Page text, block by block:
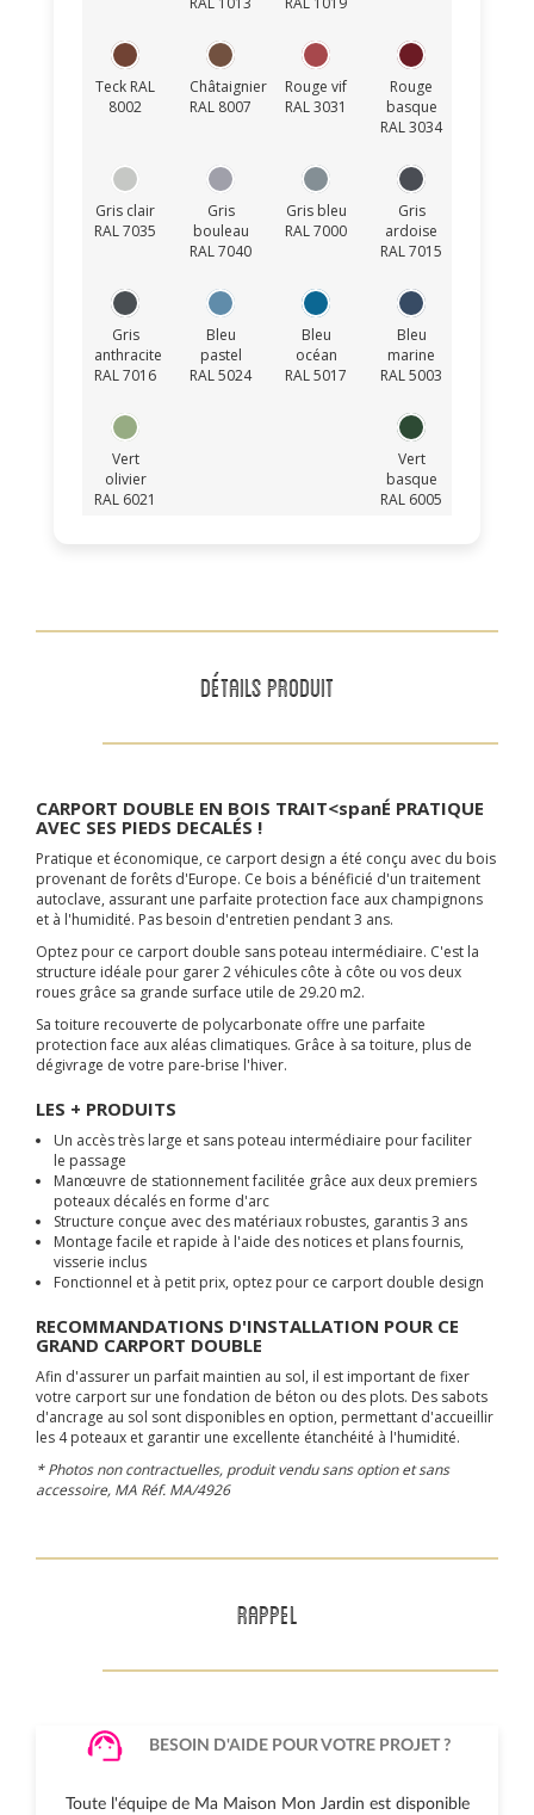
Teck RAL
8002
Châtaignier
RAL 8007
Rouge vif
RAL 3031
Rouge
basque
RAL 3034
Gris clair
RAL 7035
Gris
bouleau
RAL 7040
Gris bleu
RAL 7000
Gris
ardoise
RAL 7015
Gris
anthracite
RAL 7016
Bleu
pastel
RAL 5024
Bleu
océan
RAL 5017
Bleu
marine
RAL 5003
Vert
olivier
RAL 6021
Vert
basque
RAL 6005
DÉTAILS PRODUIT
CARPORT DOUBLE EN BOIS TRAIT<spanÉ PRATIQUE
AVEC SES PIEDS DECALÉS !
Pratique et économique, ce carport design a été conçu avec du bois
provenant de forêts d'Europe. Ce bois a bénéficié d'un traitement
autoclave, assurant une parfaite protection face aux champignons
et à l'humidité. Pas besoin d'entretien pendant 3 ans.
Optez pour ce carport double sans poteau intermédiaire. C'est la
structure idéale pour garer 2 véhicules côte à côte ou vos deux
roues grâce sa grande surface utile de 29.20 m2.
Sa toiture recouverte de polycarbonate offre une parfaite
protection face aux aléas climatiques. Grâce à sa toiture, plus de
dégivrage de votre pare-brise l'hiver.
LES + PRODUITS
Un accès très large et sans poteau intermédiaire pour faciliter
le passage
Manœuvre de stationnement facilitée grâce aux deux premiers
poteaux décalés en forme d'arc
Structure conçue avec des matériaux robustes, garantis 3 ans
Montage facile et rapide à l'aide des notices et plans fournis,
visserie inclus
Fonctionnel et à petit prix, optez pour ce carport double design
RECOMMANDATIONS D'INSTALLATION POUR CE
GRAND CARPORT DOUBLE
Afin d'assurer un parfait maintien au sol, il est important de fixer
votre carport sur une fondation de béton ou des plots. Des sabots
d'ancrage au sol sont disponibles en option, permettant d'accueillir
les 4 poteaux et garantir une excellente étanchéité à l'humidité.
* Photos non contractuelles, produit vendu sans option et sans
accessoire, MA Réf. MA/4926
RAPPEL
BESOIN D'AIDE POUR VOTRE PROJET ?
Toute l'équipe de Ma Maison Mon Jardin est disponible